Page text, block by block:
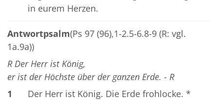
in eurem Herzen.
Antwortpsalm(Ps 97 (96),1-2.5-6.8-9 (R: vgl.
1a.9a))
R Der Herr ist König,
er ist der Höchste über der ganzen Erde. - R
1
Der Herr ist König. Die Erde frohlocke. *